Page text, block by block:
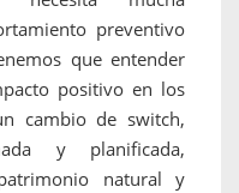
preventivo
que entender
positivo en los
cambio de switch,
y planificada,
natural y